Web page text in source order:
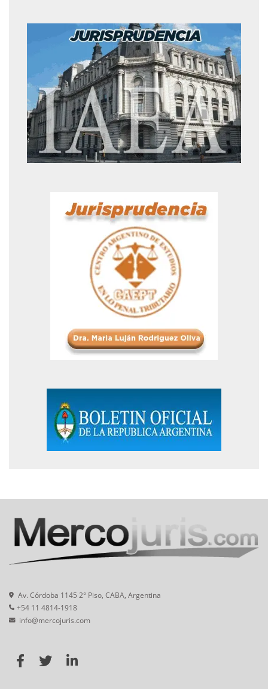
Av. Córdoba 1145 2° Piso, CABA, Argentina
+54 11 4814-1918
info@mercojuris.com